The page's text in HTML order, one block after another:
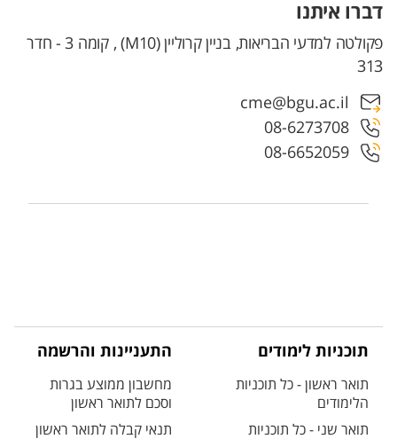
דברו איתנו
פקולטה למדעי הבריאות, בניין קרוליין (M10) , קומה 3 - חדר
313
08-6652059
08-6273708
cme@bgu.ac.il
תוכניות לימודים
תואר ראשון - כל תוכניות
הלימודים
תואר שני - כל תוכניות
התעניינות והרשמה
מחשבון ממוצע בגרות
וסכם לתואר ראשון
תנאי קבלה לתואר ראשון